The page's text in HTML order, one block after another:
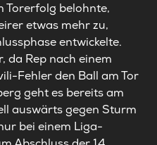
Torerfolg belohnte,
etwas mehr zu,
entwickelte.
da Rep nach einem
Fehler den Ball am Tor
geht es bereits am
auswärts gegen Sturm
bei einem Liga-